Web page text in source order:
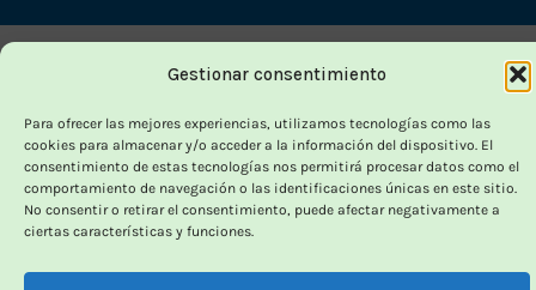
Gestionar consentimiento
Para ofrecer las mejores experiencias, utilizamos tecnologías como las
cookies para almacenar y/o acceder a la información del dispositivo. El
consentimiento de estas tecnologías nos permitirá procesar datos como el
comportamiento de navegación o las identificaciones únicas en este sitio.
No consentir o retirar el consentimiento, puede afectar negativamente a
ciertas características y funciones.